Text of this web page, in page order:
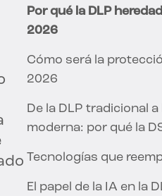
Por qué la DLP
2026
Cómo será la
2026
De la DLP tradicional
moderna: por qué la
Tecnologías que
El papel de la IA en la